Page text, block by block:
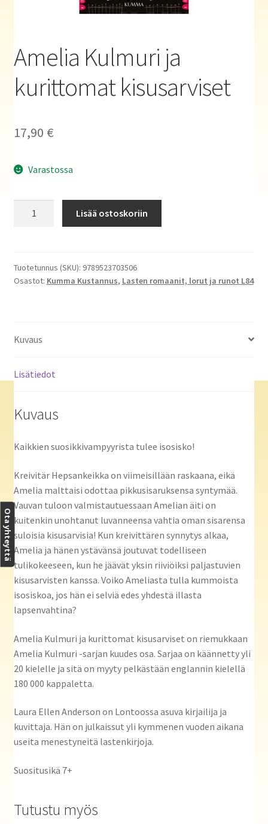
Haluatko kirjailijaksi?
Amelia Kulmuri ja
kurittomat kisusarviset
17,90 €
Varastossa
kisusarviset
määrä
Lisää ostoskoriin
Tuotetunnus (SKU): 9789523703506
Osastot: Kumma Kustannus, Lasten romaanit, lorut ja runot L84
Kuvaus
Lisätiedot
Kuvaus
Kaikkien suosikkivampyyrista tulee isosisko!
Kreivitär Hepsankeikka on viimeisillään raskaana, eikä
Amelia malttaisi odottaa pikkusisaruksensa syntymää.
Vauvan tuloon valmistautuessaan Amelian äiti on
kuitenkin unohtanut luvanneensa vahtia oman sisarensa
suloisia kisusarvisia! Kun kreivittären synnytys alkaa,
Amelia ja hänen ystävänsä joutuvat todelliseen
tulikokeeseen, kun he jäävät yksin riiviöiksi paljastuvien
kisusarvisten kanssa. Voiko Ameliasta tulla kummoista
isosiskoa, jos hän ei selviä edes yhdestä illasta
lapsenvahtina?
Amelia Kulmuri ja kurittomat kisusarviset on riemukkaan
Amelia Kulmuri -sarjan kuudes osa. Sarjaa on käännetty yli
20 kielelle ja sitä on myyty pelkästään englannin kielellä
180 000 kappaletta.
Laura Ellen Anderson on Lontoossa asuva kirjailija ja
kuvittaja. Hän on julkaissut yli kymmenen vuoden aikana
useita menestyneitä lastenkirjoja.
Suositusikä 7+
Tutustu myös
Ota yhteyttä